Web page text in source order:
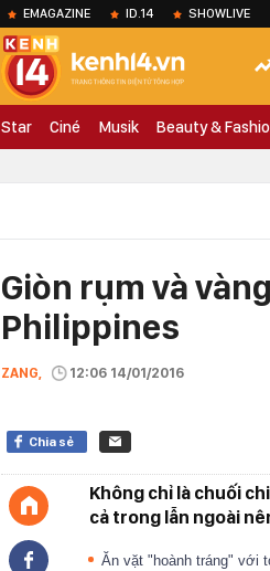
EMAGAZINE ID.14 SHOWLIVE
Star Ciné Musik Beauty &
Giòn rụm và
Philippines
ZANG, 12:06 14/01/2016
Chia sẻ
Không chỉ là chuối
cả trong lẫn ngoài
Ăn vặt "hoành tráng" với